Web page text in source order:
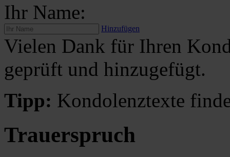
Ihr Name:
Hinzufügen
Vielen Dank für Ihren
geprüft und hinzugefügt.
Tipp: Kondolenztexte
Trauerspruch